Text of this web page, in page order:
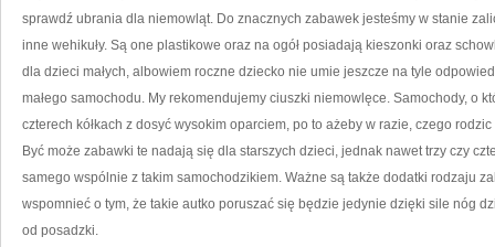
sprawdź ubrania dla niemowląt. Do znacznych zabawek jesteśmy w stanie
inne wehikuły. Są one plastikowe oraz na ogół posiadają kieszonki oraz
dla dzieci małych, albowiem roczne dziecko nie umie jeszcze na tyle
małego samochodu. My rekomendujemy ciuszki niemowlęce. Samochody, o
czterech kółkach z dosyć wysokim oparciem, po to ażeby w razie, czego
Być może zabawki te nadają się dla starszych dzieci, jednak nawet trzy czy
samego wspólnie z takim samochodzikiem. Ważne są także dodatki rodzaju
wspomnieć o tym, że takie autko poruszać się będzie jedynie dzięki sile nóg
od posadzki.